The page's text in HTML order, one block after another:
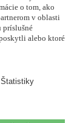
o tom, ako
v oblasti
príslušné
alebo ktoré
Štatistiky